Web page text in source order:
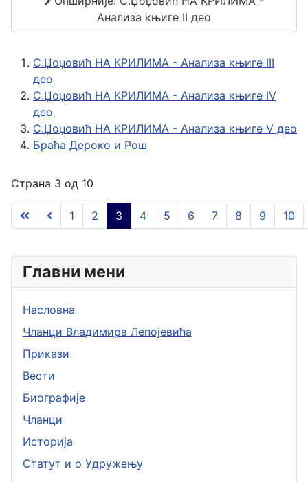
Анализа књиге II део
С.Џоџовић НА КРИЛИМА - Анализа књиге III
део
С.Џоџовић НА КРИЛИМА - Анализа књиге IV
део
С.Џоџовић НА КРИЛИМА - Анализа књиге V део
Браћа Дероко и Рош
Страна 3 од 10
1 2 3 4 5 6 7 8 9 10
Главни мени
Насловна
Чланци Владимира Лепојевића
Прикази
Вести
Биографије
Чланци
Историја
Статут и о Удружењу